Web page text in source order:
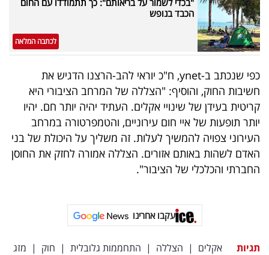
פרסמו
באייס
עקבו
אחרינו:
הכבד בנופש
לכתבה המלאה
כפי שנכתב ב-ynet, ח"כ יוראי להב-הרצנו הדגיש את
חשיבות החוק, והוסיף: "הצללה של המרחב הציבורי היא
קריטית בעידן של שינויי אקלים. העתיד יהיה יותר חם. יהיו
יותר תופעות של איי חום עירוניים, והטמפרטורה במרחב
העירוני צפויה להמשיך לעלות. זה משליך על היכולת של בני
האדם לשהות באותם אזורים. הצללה אמורה לחזק את החוסן
החברתי והכלכלי של הציבור".
עקבו אחרינו
תגיות אקלים | הצללה | התחממות גלובלית | חוק | מזג